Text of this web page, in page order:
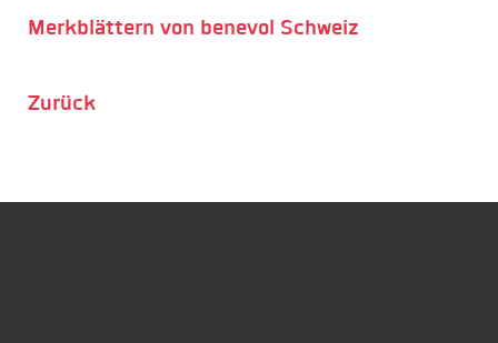
Merkblättern von benevol Schweiz
Zurück